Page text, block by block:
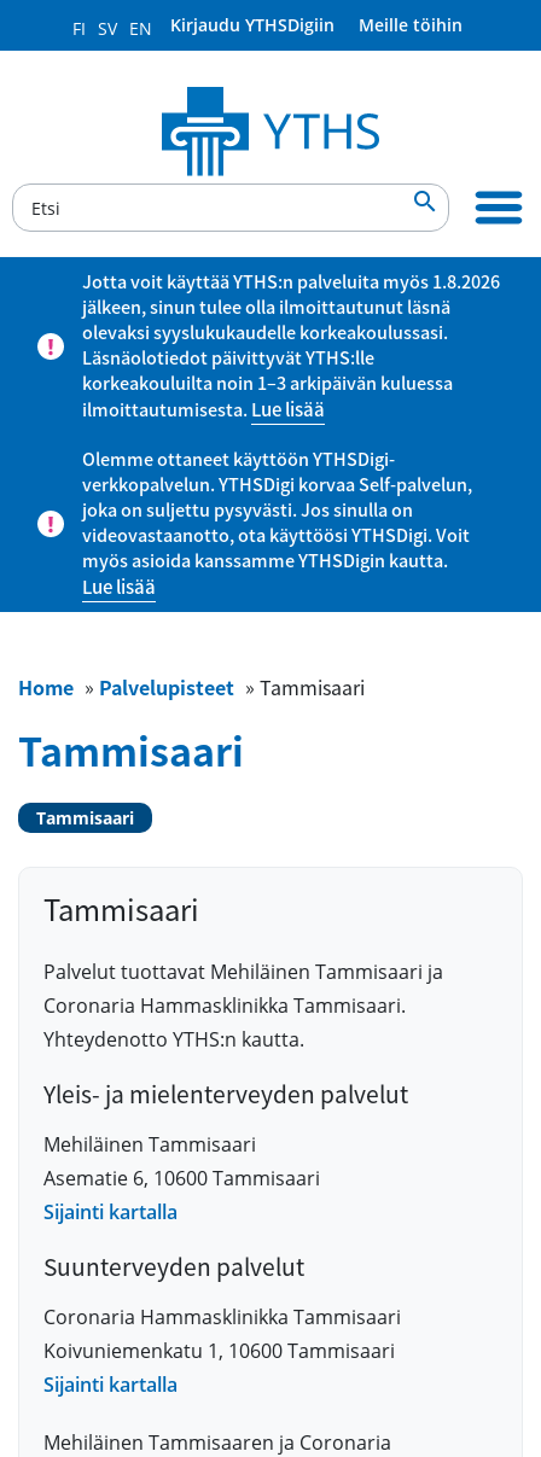
FI SV EN Kirjaudu YTHSDigiin Meille töihin

Jotta voit käyttää YTHS:n palveluita myös 1.8.2026
jälkeen, sinun tulee olla ilmoittautunut läsnä
olevaksi syyslukukaudelle korkeakoulussasi.
Läsnäolotiedot päivittyvät YTHS:lle
korkeakouluilta noin 1–3 arkipäivän kuluessa
ilmoittautumisesta.Lue lisää
Olemme ottaneet käyttöön YTHSDigi-
verkkopalvelun. YTHSDigi korvaa Self-palvelun,
joka on suljettu pysyvästi. Jos sinulla on
videovastaanotto, ota käyttöösi YTHSDigi. Voit
myös asioida kanssamme YTHSDigin kautta.
Lue lisää
Home » Palvelupisteet » Tammisaari
Tammisaari
Tammisaari
Tammisaari
Palvelut tuottavat Mehiläinen Tammisaari ja
Coronaria Hammasklinikka Tammisaari.
Yhteydenotto YTHS:n kautta.
Yleis- ja mielenterveyden palvelut
Mehiläinen Tammisaari
Asematie 6, 10600 Tammisaari
Sijainti kartalla
Suunterveyden palvelut
Coronaria Hammasklinikka Tammisaari
Koivuniemenkatu 1, 10600 Tammisaari
Sijainti kartalla
Mehiläinen Tammisaaren ja Coronaria